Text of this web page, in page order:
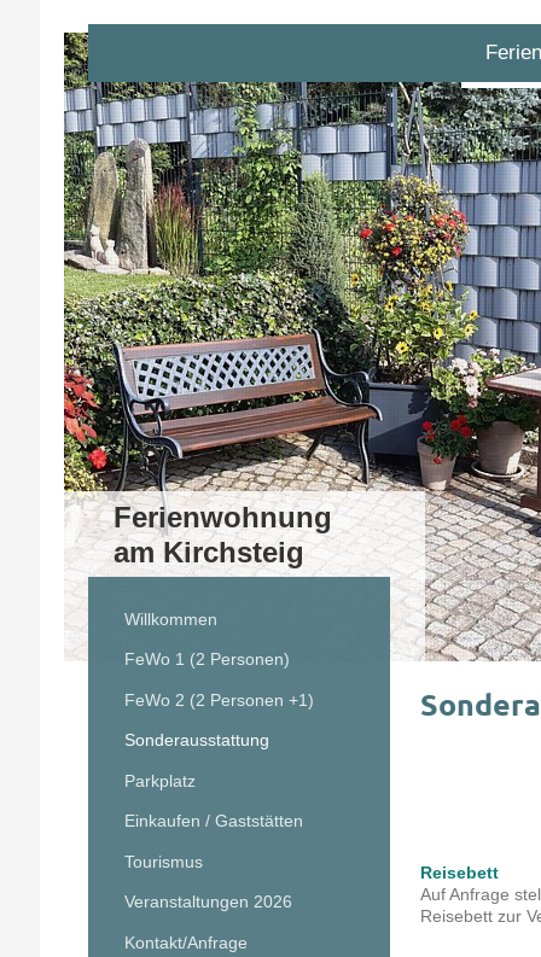
Ferienwohnung
am Kirchsteig
Reisebett​
Auf Anfrage
Reisebett zur
Willkommen
FeWo 1 (2 Personen)
FeWo 2 (2 Personen +1)
Sonderausstattung
Parkplatz
Einkaufen / Gaststätten
Tourismus
Veranstaltungen 2026
Kontakt/Anfrage